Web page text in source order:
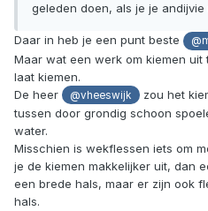
geleden doen, als je je
Daar in heb je een punt beste
Maar wat een werk om kiemen
laat kiemen.
De heer
@vheeswijk
zou het
tussen door grondig schoon
water.
Misschien is wekflessen iets om
je de kiemen makkelijker uit, dan
een brede hals, maar er zijn ook
hals.